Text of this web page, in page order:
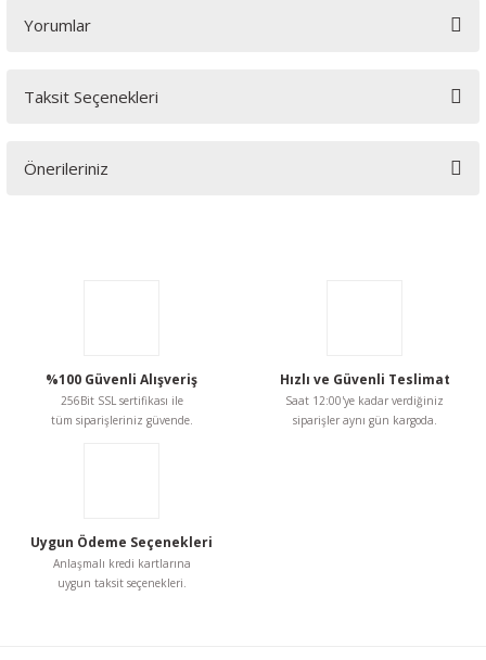
Yorumlar
Taksit Seçenekleri
Önerileriniz
Ürün açıklamasında eksik bilgiler bulunuyor.
Ürün bilgilerinde hatalar bulunuyor.
%100 Güvenli Alışveriş
256Bit SSL sertifikası ile
tüm siparişleriniz güvende.
Hızlı ve Güvenli Teslimat
Saat 12:00'ye kadar verdiğiniz
siparişler aynı gün kargoda.
Uygun Ödeme Seçenekleri
Anlaşmalı kredi kartlarına
uygun taksit seçenekleri.